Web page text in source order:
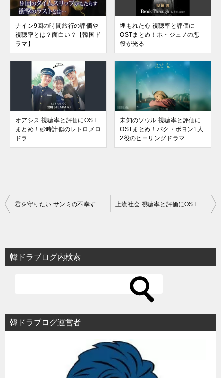
ナイン9回の時間旅行の評価や
視聴率とは？面白い？【韓国ド
ラマ】
埋もれた心 視聴率と評価に
OSTまとめ！ホ・ジュノの悪
役が光る
オアシス 視聴率と評価にOST
まとめ！砂時計似のレトロメロ
ドラ
未知のソウル 視聴率と評価に
OSTまとめ！パク・ボヨン1人
2役のヒーリングドラマ
投
ビ
ゲ
ョ
ン
韓ドラブログ内検索
韓ドラブログ運営者